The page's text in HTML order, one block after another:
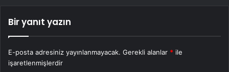
Bir yanıt yazın
E-posta adresiniz yayınlanmayacak. Gerekli alanlar * ile
işaretlenmişlerdir